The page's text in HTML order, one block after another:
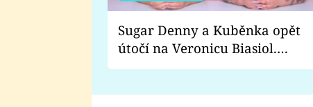
Sugar Denny a Kuběnka opět
útočí na Veronicu Biasiol.
Proč je podle nich falešná a